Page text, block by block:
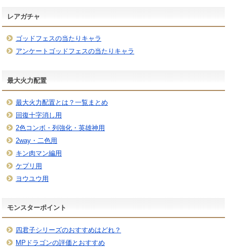
レアガチャ
ゴッドフェスの当たりキャラ
アンケートゴッドフェスの当たりキャラ
最大火力配置
最大火力配置とは？一覧まとめ
回復十字消し用
2色コンボ・列強化・英雄神用
2way・二色用
キン肉マン編用
ケプリ用
ヨウユウ用
モンスターポイント
四君子シリーズのおすすめはどれ？
MPドラゴンの評価とおすすめ